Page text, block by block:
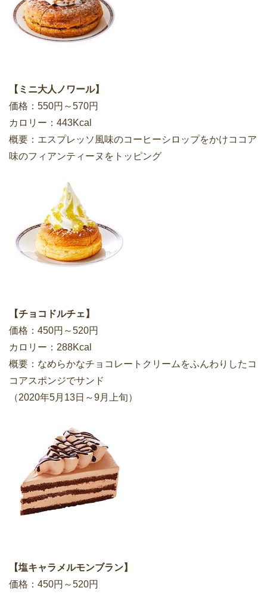
【ミニ大人ノワール】
価格：550円～570円
カロリー：443Kcal
概要：エスプレッソ風味のコーヒーシロップをかけココア
味のフィアンティーヌをトッピング
【チョコドルチェ】
価格：450円～520円
カロリー：288Kcal
概要：なめらかなチョコレートクリームをふんわりしたコ
コアスポンジでサンド
（2020年5月13日～9月上旬）
【塩キャラメルモンブラン】
価格：450円～520円